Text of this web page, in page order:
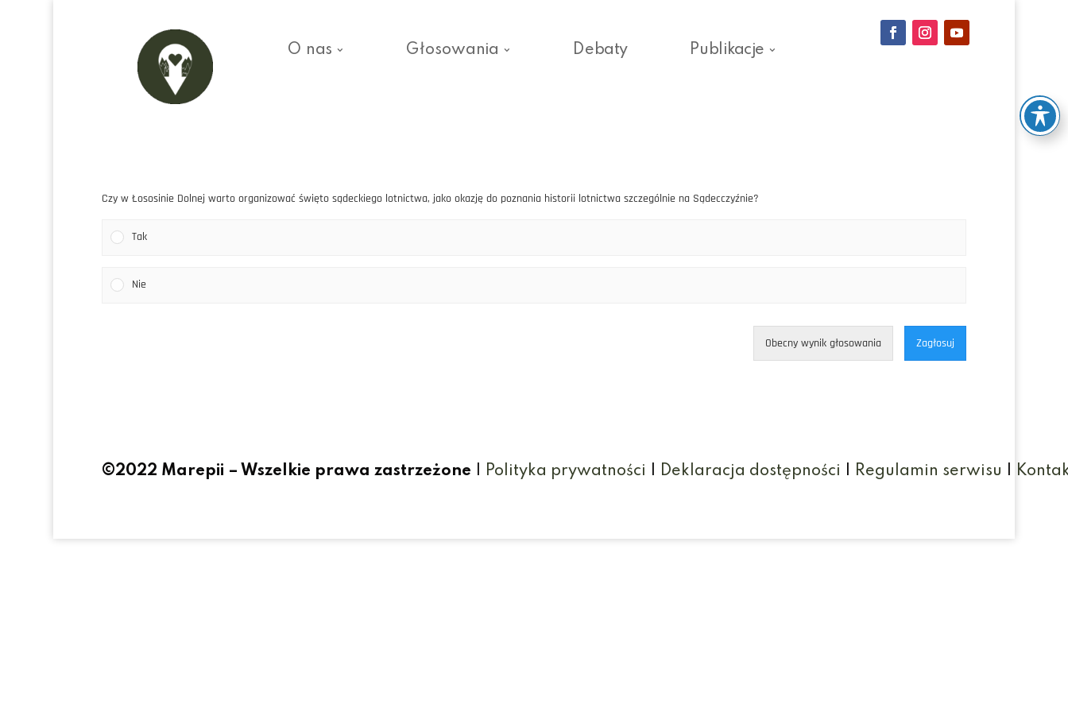
O nas Głosowania Debaty Publikacje
Czy w Łososinie Dolnej warto organizować święto sądeckiego lotnictwa, jako okazję do poznania historii lotnictwa szczególnie na Sądecczyźnie?
Tak
Nie
Obecny wynik głosowania Zagłosuj
©2022 Marepii – Wszelkie prawa zastrzeżone Polityka prywatności Deklaracja dostępności Regulamin serwisu